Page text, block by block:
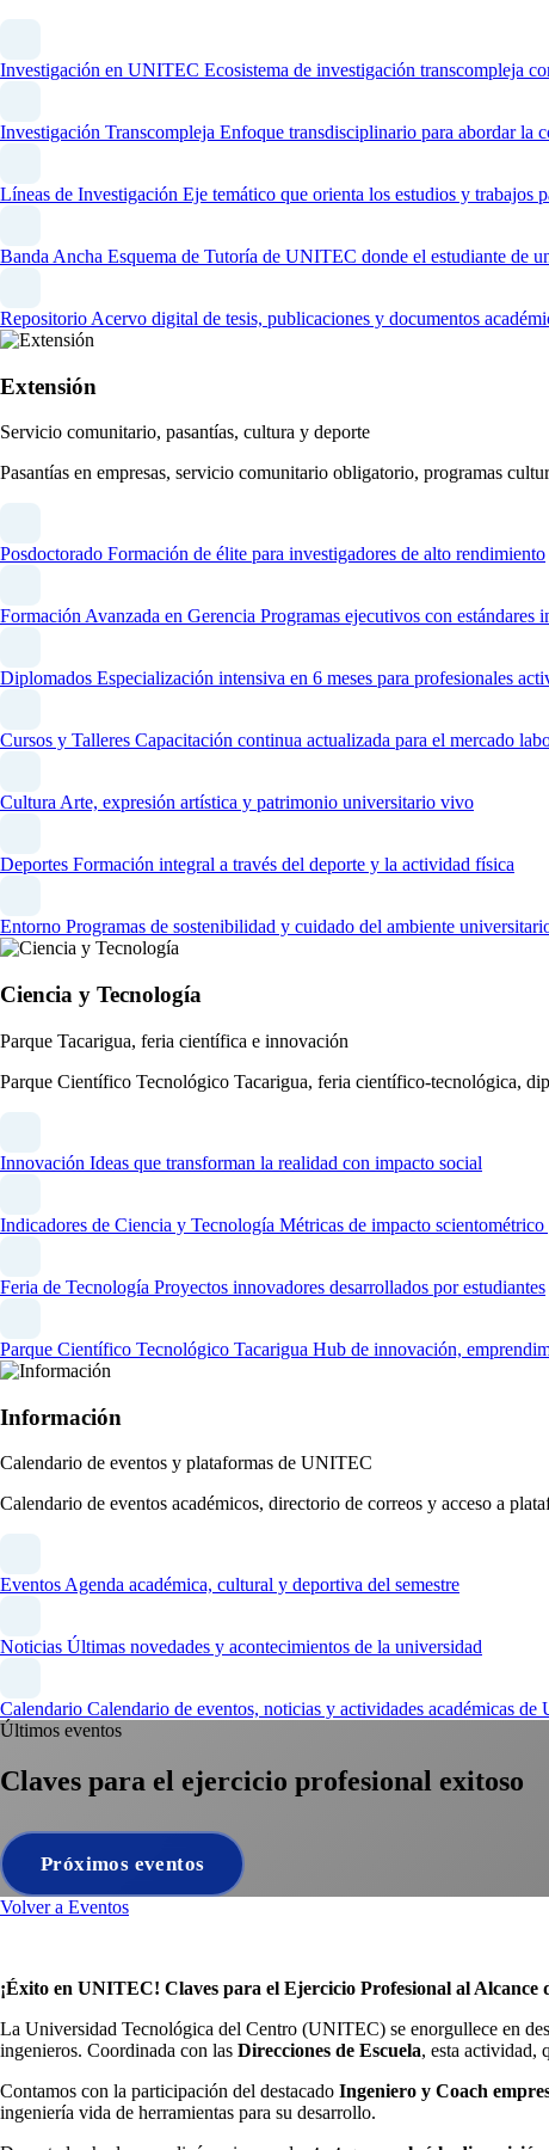
Investigación en UNITEC Ecosistema de investigación transcompleja
Investigación Transcompleja Enfoque transdisciplinario para abordar la
Líneas de Investigación Eje temático que orienta los estudios y trabajos
Banda Ancha Esquema de Tutoría de UNITEC donde el estudiante de
Repositorio Acervo digital de tesis, publicaciones y documentos
Extensión
Servicio comunitario, pasantías, cultura y deporte
Pasantías en empresas, servicio comunitario obligatorio, programas
Posdoctorado Formación de élite para investigadores de alto rendimiento
Formación Avanzada en Gerencia Programas ejecutivos con estándares
Diplomados Especialización intensiva en 6 meses para profesionales
Cursos y Talleres Capacitación continua actualizada para el mercado
CulturaArte, expresión artística y patrimonio universitario vivo
Deportes Formación integral a través del deporte y la actividad física
Entorno Programas de sostenibilidad y cuidado del ambiente
Ciencia y Tecnología
Parque Tacarigua, feria científica e innovación
Parque Científico Tecnológico Tacarigua, feria científico-tecnológica,
Innovación Ideas que transforman la realidad con impacto social
Indicadores de Ciencia y Tecnología Métricas de impacto
Feria de Tecnología Proyectos innovadores desarrollados por estudiantes
Parque Científico Tecnológico Tacarigua Hub de innovación,
Información
Calendario de eventos y plataformas de UNITEC
Calendario de eventos académicos, directorio de correos y acceso a
Eventos Agenda académica, cultural y deportiva del semestre
Noticias Últimas novedades y acontecimientos de la universidad
Calendario Calendario de eventos, noticias y actividades académicas
Últimos eventos
Claves para el ejercicio profesional exitoso
Próximos eventos
Volver a Eventos
¡Éxito en UNITEC! Claves para el Ejercicio Profesional al Alcance
La Universidad Tecnológica del Centro (UNITEC) se enorgullece en
ingenieros. Coordinada con las Direcciones de Escuela, esta actividad,
Contamos con la participación del destacado Ingeniero y Coach
ingeniería vida de herramientas para su desarrollo.